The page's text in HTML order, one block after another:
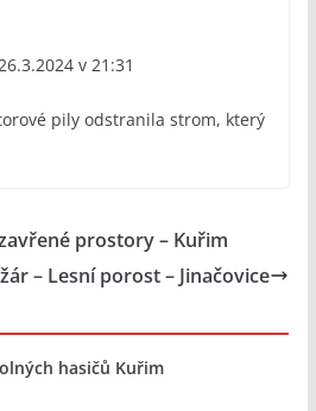
v 21:31
pily odstranila strom, který
prostory – Kuřim
– Lesní porost – Jinačovice
hasičů Kuřim